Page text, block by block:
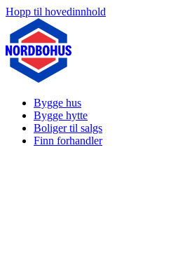
Hopp til hovedinnhold
Bygge hus
Bygge hytte
Boliger til salgs
Finn forhandler